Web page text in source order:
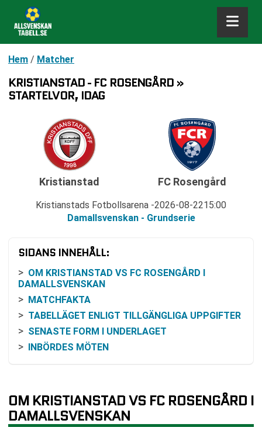
Hem / Matcher
KRISTIANSTAD - FC ROSENGÅRD »
STARTELVOR, IDAG
Kristianstad
Kristianstads Fotbollsarena 2026-08-2215:00
Damallsvenskan - Grundserie
FC Rosengård
SIDANS INNEHÅLL:
OM KRISTIANSTAD VS FC ROSENGÅRD I
DAMALLSVENSKAN
MATCHFAKTA
TABELLÄGET ENLIGT TILLGÄNGLIGA UPPGIFTER
SENASTE FORM I UNDERLAGET
INBÖRDES MÖTEN
VANLIGA FRÅGOR OM KRISTIANSTAD VS FC
ROSENGÅRD
OM KRISTIANSTAD VS FC ROSENGÅRD I
DAMALLSVENSKAN